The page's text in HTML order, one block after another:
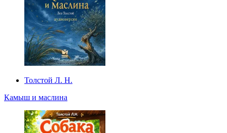
Толстой Л. Н.
Камыш и маслина